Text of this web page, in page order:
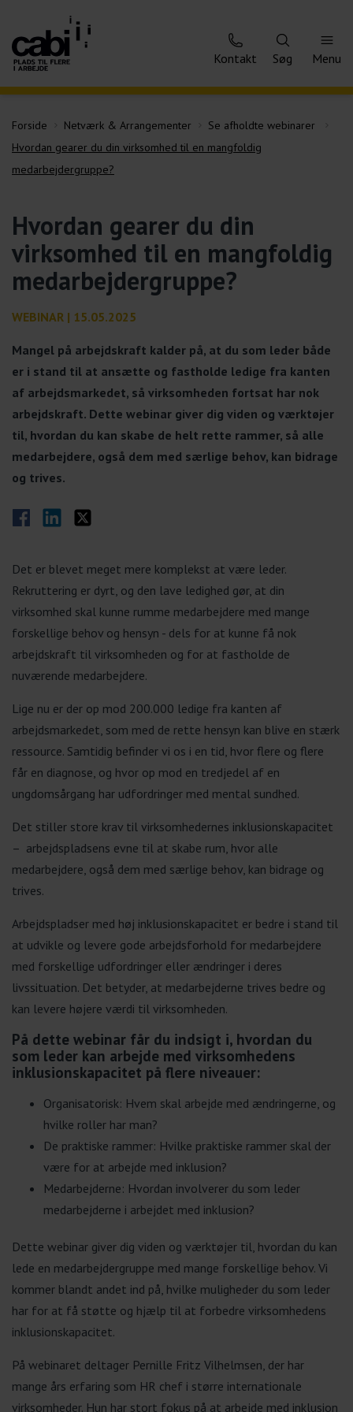
Kontakt Søg Menu
Forside Netværk & Arrangementer
Se afholdte webinarer
Hvordan gearer du din virksomhed til en mangfoldig
medarbejdergruppe?
Hvordan gearer du din
virksomhed til en mangfoldig
medarbejdergruppe?
WEBINAR | 15.05.2025
Mangel på arbejdskraft kalder på, at du som leder både
er i stand til at ansætte og fastholde ledige fra kanten
af arbejdsmarkedet, så virksomheden fortsat har nok
arbejdskraft. Dette webinar giver dig viden og værktøjer
til, hvordan du kan skabe de helt rette rammer, så alle
medarbejdere, også dem med særlige behov, kan bidrage
og trives.
Del på Facebook
Del på LinkedIn
Del på Twitter
Det er blevet meget mere komplekst at være leder.
Rekruttering er dyrt, og den lave ledighed gør, at din
virksomhed skal kunne rumme medarbejdere med mange
forskellige behov og hensyn - dels for at kunne få nok
arbejdskraft til virksomheden og for at fastholde de
nuværende medarbejdere.
Lige nu er der op mod 200.000 ledige fra kanten af
arbejdsmarkedet, som med de rette hensyn kan blive en stærk
ressource. Samtidig befinder vi os i en tid, hvor flere og flere
får en diagnose, og hvor op mod en tredjedel af en
ungdomsårgang har udfordringer med mental sundhed.
Det stiller store krav til virksomhedernes inklusionskapacitet
– arbejdspladsens evne til at skabe rum, hvor alle
medarbejdere, også dem med særlige behov, kan bidrage og
trives.
Arbejdspladser med høj inklusionskapacitet er bedre i stand til
at udvikle og levere gode arbejdsforhold for medarbejdere
med forskellige udfordringer eller ændringer i deres
livssituation. Det betyder, at medarbejderne trives bedre og
kan levere højere værdi til virksomheden.
På dette webinar får du indsigt i, hvordan du
som leder kan arbejde med virksomhedens
inklusionskapacitet på flere niveauer:
Organisatorisk: Hvem skal arbejde med ændringerne, og
hvilke roller har man?
De praktiske rammer: Hvilke praktiske rammer skal der
være for at arbejde med inklusion?
Medarbejderne: Hvordan involverer du som leder
medarbejderne i arbejdet med inklusion?
Dette webinar giver dig viden og værktøjer til, hvordan du kan
lede en medarbejdergruppe med mange forskellige behov. Vi
kommer blandt andet ind på, hvilke muligheder du som leder
har for at få støtte og hjælp til at forbedre virksomhedens
inklusionskapacitet.
På webinaret deltager Pernille Fritz Vilhelmsen, der har
mange års erfaring som HR chef i større internationale
virksomheder. Hun har stort fokus på at arbejde med inklusion